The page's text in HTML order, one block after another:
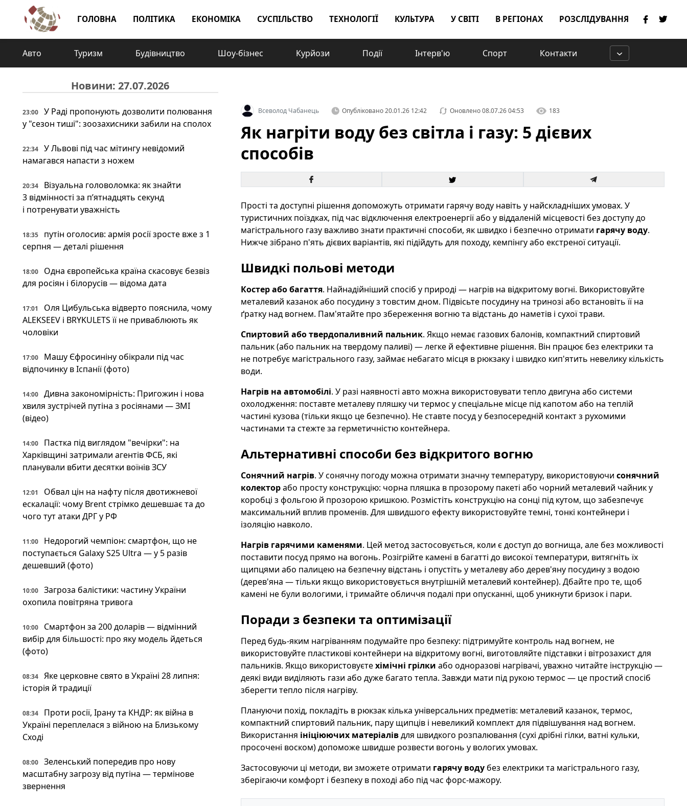
ГОЛОВНА ПОЛІТИКА ЕКОНОМІКА СУСПІЛЬСТВО ТЕХНОЛОГІЇ КУЛЬТУРА У СВІТІ В РЕГІОНАХ РОЗСЛІДУВАННЯ
Авто Туризм Будівництво Шоу-бізнес Курйози Події Інтерв'ю Спорт Контакти
Новини: 27.07.2026
23:00
У Раді пропонують дозволити полювання
у "сезон тиші": зоозахисники забили на сполох
22:34
У Львові під час мітингу невідомий
намагався напасти з ножем
20:34
Візуальна головоломка: як знайти
3 відмінності за п’ятнадцять секунд
і потренувати уважність
18:35
путін оголосив: армія росії зросте вже з 1
серпня — деталі рішення
18:00
Одна європейська країна скасовує безвіз
для росіян і білорусів — відома дата
17:01
Оля Цибульська відверто пояснила, чому
ALEKSEEV і BRYKULETS її не приваблюють як
чоловіки
17:00
Машу Єфросиніну обікрали під час
відпочинку в Іспанії (фото)
14:00
Дивна закономірність: Пригожин і нова
хвиля зустрічей путіна з росіянами — ЗМІ
(відео)
14:00
Пастка під виглядом "вечірки": на
Харківщині затримали агентів ФСБ, які
планували вбити десятки воїнів ЗСУ
12:01
Обвал цін на нафту після двотижневої
ескалації: чому Brent стрімко дешевшає та до
чого тут атаки ДРГ у РФ
11:00
Недорогий чемпіон: смартфон, що не
поступається Galaxy S25 Ultra — у 5 разів
дешевший (фото)
10:00
Загроза балістики: частину України
охопила повітряна тривога
10:00
Смартфон за 200 доларів — відмінний
вибір для більшості: про яку модель йдеться
(фото)
08:34
Яке церковне свято в Україні 28 липня:
історія й традиції
08:34
Проти росії, Ірану та КНДР: як війна в
Україні переплелася з війною на Близькому
Сході
08:00
Зеленський попередив про нову
масштабну загрозу від путіна — термінове
звернення
Всеволод Чабанець Опубліковано20.01.26 12:42 Оновлено08.07.26 04:53 183
Як нагріти воду без світла і газу: 5 дієвих
способів
Прості та доступні рішення допоможуть отримати гарячу воду навіть у найскладніших умовах. У
туристичних поїздках, під час відключення електроенергії або у віддаленій місцевості без доступу до
магістрального газу важливо знати практичні способи, як швидко і безпечно отримати гарячу воду.
Нижче зібрано п'ять дієвих варіантів, які підійдуть для походу, кемпінгу або екстреної ситуації.
Швидкі польові методи
Костер або багаття. Найнадійніший спосіб у природі — нагрів на відкритому вогні. Використовуйте
металевий казанок або посудину з товстим дном. Підвісьте посудину на тринозі або встановіть її на
ґратку над вогнем. Пам'ятайте про збереження вогню та відстань до наметів і сухої трави.
Спиртовий або твердопаливний пальник. Якщо немає газових балонів, компактний спиртовий
пальник (або пальник на твердому паливі) — легке й ефективне рішення. Він працює без електрики та
не потребує магістрального газу, займає небагато місця в рюкзаку і швидко кип'ятить невелику кількість
води.
Нагрів на автомобілі. У разі наявності авто можна використовувати тепло двигуна або системи
охолодження: поставте металеву пляшку чи термос у спеціальне місце під капотом або на теплій
частині кузова (тільки якщо це безпечно). Не ставте посуд у безпосередній контакт з рухомими
частинами та стежте за герметичністю контейнера.
Альтернативні способи без відкритого вогню
Сонячний нагрів. У сонячну погоду можна отримати значну температуру, використовуючи сонячний
колекторабо просту конструкцію: чорна пляшка в прозорому пакеті або чорний металевий чайник у
коробці з фольгою й прозорою кришкою. Розмістіть конструкцію на сонці під кутом, що забезпечує
максимальний вплив променів. Для швидшого ефекту використовуйте темні, тонкі контейнери і
ізоляцію навколо.
Нагрів гарячими каменями. Цей метод застосовується, коли є доступ до вогнища, але без можливості
поставити посуд прямо на вогонь. Розігрійте камені в багатті до високої температури, витягніть їх
щипцями або палицею на безпечну відстань і опустіть у металеву або дерев'яну посудину з водою
(дерев'яна — тільки якщо використовується внутрішній металевий контейнер). Дбайте про те, щоб
камені не були вологими, і тримайте обличчя подалі при опусканні, щоб уникнути бризок і пари.
Поради з безпеки та оптимізації
Перед будь-яким нагріванням подумайте про безпеку: підтримуйте контроль над вогнем, не
використовуйте пластикові контейнери на відкритому вогні, виготовляйте підставки і вітрозахист для
пальників. Якщо використовуєтехімічні грілки або одноразові нагрівачі, уважно читайте інструкцію —
деякі види виділяють гази або дуже багато тепла. Завжди мати під рукою термос — це простий спосіб
зберегти тепло після нагріву.
Плануючи похід, покладіть в рюкзак кілька універсальних предметів: металевий казанок, термос,
компактний спиртовий пальник, пару щипців і невеликий комплект для підвішування над вогнем.
Використання ініціюючих матеріалівдля швидкого розпалювання (сухі дрібні гілки, ватні кульки,
просочені воском) допоможе швидше розвести вогонь у вологих умовах.
Застосовуючи ці методи, ви зможете отримати гарячу водубез електрики та магістрального газу,
зберігаючи комфорт і безпеку в поході або під час форс-мажору.